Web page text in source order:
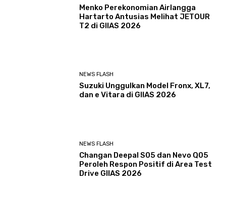
Menko Perekonomian Airlangga
Hartarto Antusias Melihat JETOUR
T2 di GIIAS 2026
NEWS FLASH
Suzuki Unggulkan Model Fronx, XL7,
dan e Vitara di GIIAS 2026
NEWS FLASH
Changan Deepal S05 dan Nevo Q05
Peroleh Respon Positif di Area Test
Drive GIIAS 2026